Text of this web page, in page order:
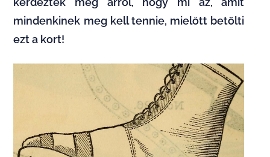
mindenkinek meg kell tennie, mielőtt betölti
ezt a kort!